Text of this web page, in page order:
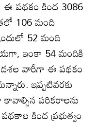
ఈ పథకం కింద 3086
106 మంది
52 మంది
ఇంకా 54 మందికి
దశల వారీగా ఈ పథకం
ఇప్పటివరకు
కావాల్సిన పరికరాలను
కింద ప్రభుత్వం